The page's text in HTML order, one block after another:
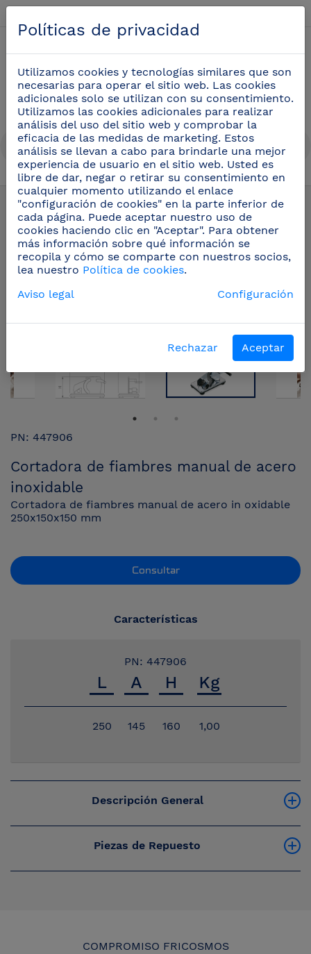
Utensilios cocina profesional (51)
PN: 447906
Cortadora de fiambres manual de acero
inoxidable
Cortadora de fiambres manual de acero in oxidable
250x150x150 mm
Consultar
Características
PN: 447906
250 145 160 1,00
Descripción General
Piezas de Repuesto
COMPROMISO FRICOSMOS
Políticas de privacidad
Utilizamos cookies y tecnologías similares que son
necesarias para operar el sitio web. Las cookies
adicionales solo se utilizan con su consentimiento.
Utilizamos las cookies adicionales para realizar
análisis del uso del sitio web y comprobar la
eficacia de las medidas de marketing. Estos
análisis se llevan a cabo para brindarle una mejor
experiencia de usuario en el sitio web. Usted es
libre de dar, negar o retirar su consentimiento en
cualquier momento utilizando el enlace
"configuración de cookies" en la parte inferior de
cada página. Puede aceptar nuestro uso de
cookies haciendo clic en "Aceptar". Para obtener
más información sobre qué información se
recopila y cómo se comparte con nuestros socios,
lea nuestro Política de cookies.
Aviso legal
Configuración
Rechazar Aceptar